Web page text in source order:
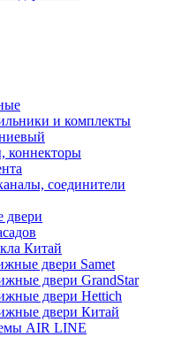
и комплекты
коннекторы
соединители
двери
Китай
двери Samet
двери GrandStar
двери Hettich
двери Китай
AIR LINE